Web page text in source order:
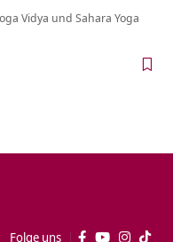
Vidya und Sahara Yoga
Folge uns